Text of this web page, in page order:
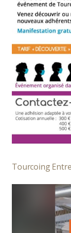
Tourcoing